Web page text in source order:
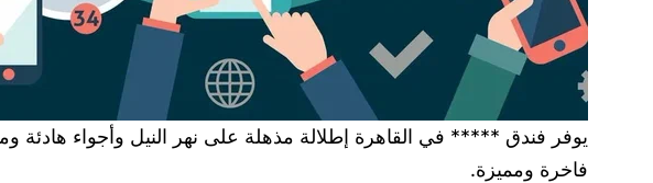
يوفر فندق ***** في القاهرة إطلالة مذهلة على نهر النيل وأجواء هادئة
فاخرة ومميزة.